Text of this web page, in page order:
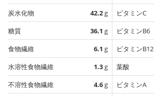
炭水化物
42.2g
糖質
36.1 g
食物繊維
6.1 g
水溶性食物繊維
1.3g
不溶性食物繊維
4.6g
ビタミンC
ビタミンB6
ビタミンB12
葉酸
ビタミンA